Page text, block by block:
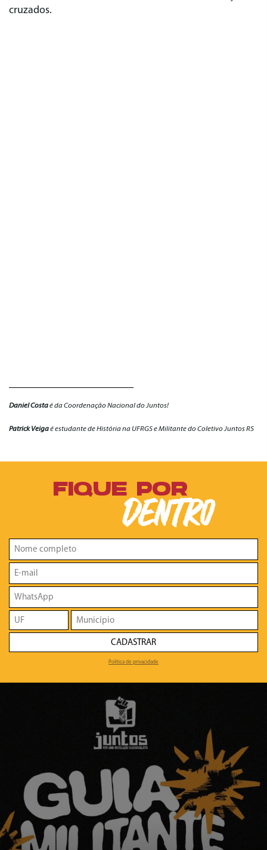
cruzados.
Daniel Costaé da Coordenação Nacional do Juntos!
Patrick Veigaé estudante de História na UFRGS e Militante do Coletivo Juntos RS
FIQUE POR
DENTRO
CADASTRAR
Política de privacidade